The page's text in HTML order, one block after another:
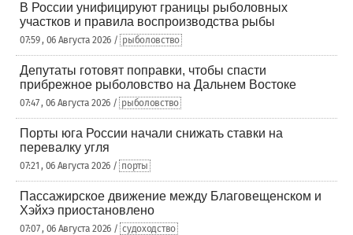
В России унифицируют границы рыболовных
участков и правила воспроизводства рыбы
07:59 , 06 Августа 2026 / рыболовство
Депутаты готовят поправки, чтобы спасти
прибрежное рыболовство на Дальнем Востоке
07:47 , 06 Августа 2026 / рыболовство
Порты юга России начали снижать ставки на
перевалку угля
07:21 , 06 Августа 2026 / порты
Пассажирское движение между Благовещенском и
Хэйхэ приостановлено
07:07 , 06 Августа 2026 / судоходство